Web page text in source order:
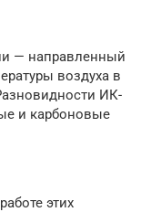
— направленный
воздуха в
ИК-
и карбоновые
этих